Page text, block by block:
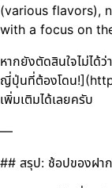
(various flavors),
with a focus on
หากยังตัดสินใจไม่ได้
ญี่ปุ่นที่ต้องโดน
เพิ่มเติมได้เลยครับ
—
## สรุป: ช้อปของฝา